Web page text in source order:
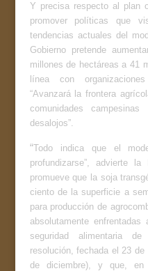
Y precisa respecto al plan
promover políticas que
tendencias actuales del
Gobierno pretende
millones de hectáreas a 41
línea con
“Avanzará la frontera
comunidades
desalojos”.
“Todo indica que el
profundizarse”, advierte
promueve que la soja
ciento de la superficie a
para producción de
absolutamente
seguridad alimentaria
resolución, fechada el 23
de diciembre), y que,